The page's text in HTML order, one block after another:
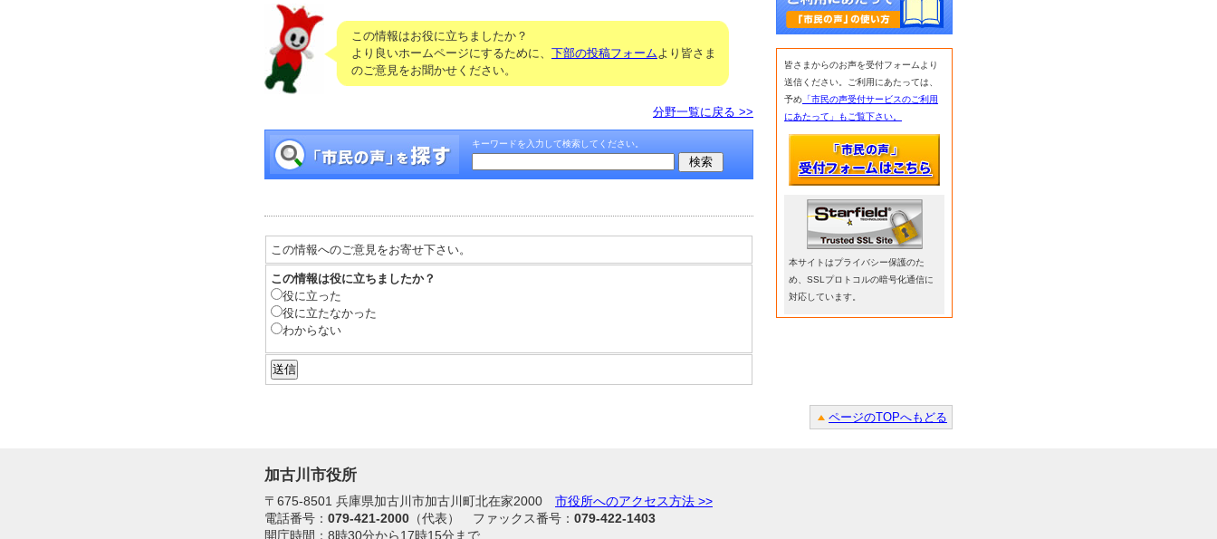
この情報はお役に立ちましたか？
より良いホームページにするために、 下部の投稿フォームより皆さま
のご意見をお聞かせください。
分野一覧に戻る >>
キーワードを入力して検索してください。
この情報へのご意見をお寄せ下さい。
この情報は役に立ちましたか？
役に立った
役に立たなかった
わからない
皆さまからのお声を受付フォームより
送信ください。ご利用にあたっては、
予め 「市民の声受付サービスのご利用
にあたって」もご覧下さい。
本サイトはプライバシー保護のた
め、SSLプロトコルの暗号化通信に
対応しています。
ページのTOPへもどる
加古川市役所
〒675-8501 兵庫県加古川市加古川町北在家2000 市役所へのアクセス方法 >>
電話番号： 079-421-2000 （代表） ファックス番号： 079-422-1403
開庁時間：8時30分から17時15分まで